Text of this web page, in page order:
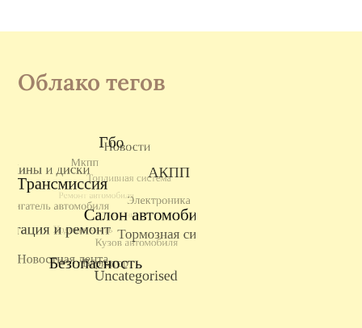
Облако тегов